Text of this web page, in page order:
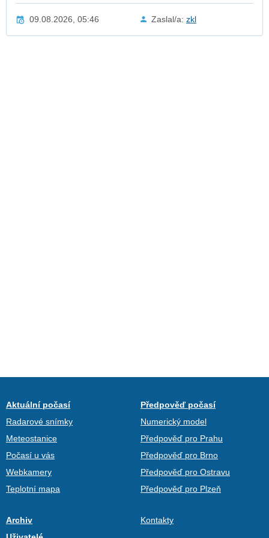
09.08.2026, 05:46 Zaslal/a: zkl
Aktuální počasí
Radarové snímky
Meteostanice
Počasí u vás
Webkamery
Teplotní mapa
Předpověď počasí
Numerický model
Předpověď pro Prahu
Předpověď pro Brno
Předpověď pro Ostravu
Předpověď pro Plzeň
Archiv
Kontakty